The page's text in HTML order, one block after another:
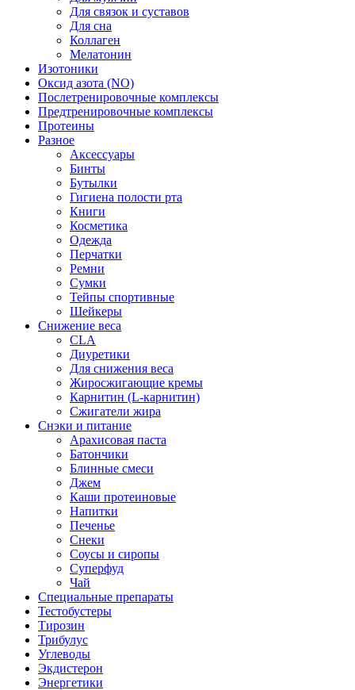
Для связок и суставов
Для сна
Коллаген
Мелатонин
Изотоники
Оксид азота (NO)
Послетренировочные комплексы
Предтренировочные комплексы
Протеины
Разное
Аксессуары
Бинты
Бутылки
Гигиена полости рта
Книги
Косметика
Одежда
Перчатки
Ремни
Сумки
Тейпы спортивные
Шейкеры
Снижение веса
CLA
Диуретики
Для снижения веса
Жиросжигающие кремы
Карнитин (L-карнитин)
Сжигатели жира
Снэки и питание
Арахисовая паста
Батончики
Блинные смеси
Джем
Каши протеиновые
Напитки
Печенье
Снеки
Соусы и сиропы
Суперфуд
Чай
Специальные препараты
Тестобустеры
Тирозин
Трибулус
Углеводы
Экдистерон
Энергетики